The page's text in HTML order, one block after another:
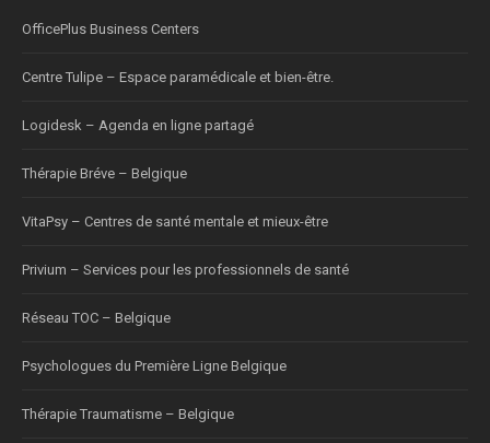
OfficePlus Business Centers
Centre Tulipe – Espace paramédicale et bien-être.
Logidesk – Agenda en ligne partagé
Thérapie Bréve – Belgique
VitaPsy – Centres de santé mentale et mieux-être
Privium – Services pour les professionnels de santé
Réseau TOC – Belgique
Psychologues du Première Ligne Belgique
Thérapie Traumatisme – Belgique